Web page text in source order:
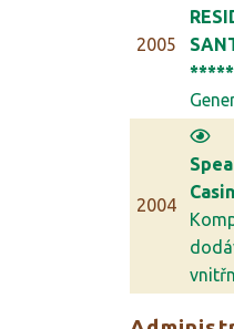
2005
*****
2004